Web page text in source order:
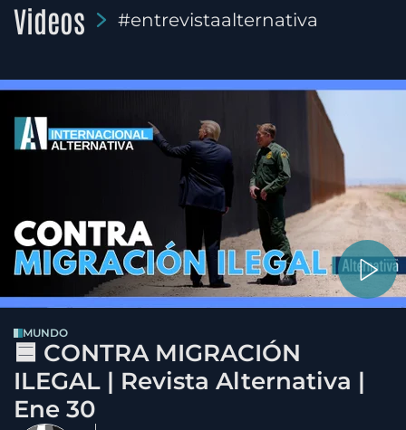
Videos #entrevistaalternativa
MUNDO
🟦 CONTRA MIGRACIÓN
ILEGAL | Revista Alternativa |
Ene 30